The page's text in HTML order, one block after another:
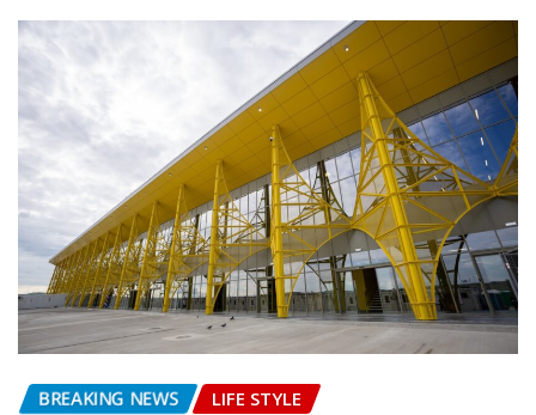
BREAKING NEWS LIFE STYLE